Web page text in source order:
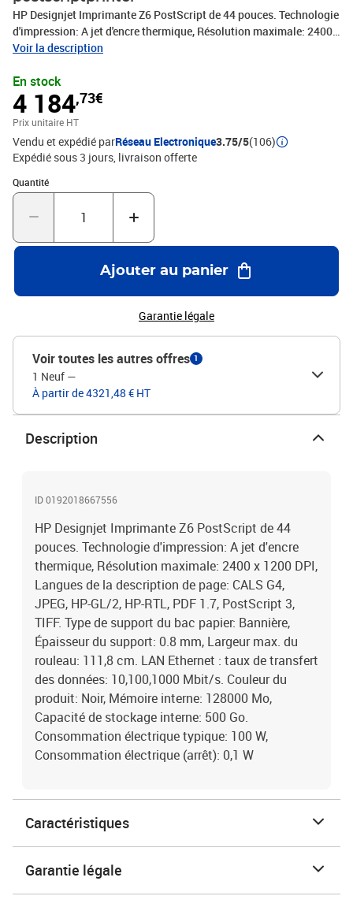
HP Designjet Imprimante Z6 PostScript de 44 pouces. Technologie
d'impression: A jet d'encre thermique, Résolution maximale: 2400 x
1200 DPI, Langues de la description de page: CALS G4, JPEG, HP-
papier: Bannière, Épaisseur du support: 0.8 mm, Largeur max. du
rouleau: 111,8 cm. LAN Ethernet : taux de transfert des données:
10,100,1000 Mbit/s. Couleur du produit: Noir, Mémoire interne:
128000 Mo, Capacité de stockage interne: 500 Go. Consommation
électrique typique: 100 W, Consommation électrique (arrêt): 0,1 W
Voir la description
En stock
4 184,73€
Prix unitaire HT
Vendu et expédié parRéseau Electronique3.75/5(106)
Expédié sous 3 jours livraison offerte
Quantité
Quantité : 1
Ajouter au panier
Garantie légale
Voir toutes les autres offres 1
1 Neuf —
À partir de 4321,48 € HT
Description
ID 0192018667556
HP Designjet Imprimante Z6 PostScript de 44
pouces. Technologie d'impression: A jet d'encre
thermique, Résolution maximale: 2400 x 1200 DPI,
Langues de la description de page: CALS G4,
JPEG, HP-GL/2, HP-RTL, PDF 1.7, PostScript 3,
TIFF. Type de support du bac papier: Bannière,
Épaisseur du support: 0.8 mm, Largeur max. du
rouleau: 111,8 cm. LAN Ethernet : taux de transfert
des données: 10,100,1000 Mbit/s. Couleur du
produit: Noir, Mémoire interne: 128000 Mo,
Capacité de stockage interne: 500 Go.
Consommation électrique typique: 100 W,
Consommation électrique (arrêt): 0,1 W
Caractéristiques
Garantie légale